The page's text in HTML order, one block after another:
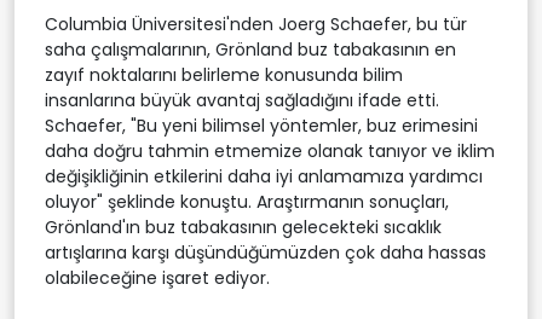
Columbia Üniversitesi'nden Joerg Schaefer, bu tür
saha çalışmalarının, Grönland buz tabakasının en
zayıf noktalarını belirleme konusunda bilim
insanlarına büyük avantaj sağladığını ifade etti.
Schaefer, "Bu yeni bilimsel yöntemler, buz erimesini
daha doğru tahmin etmemize olanak tanıyor ve iklim
değişikliğinin etkilerini daha iyi anlamamıza yardımcı
oluyor" şeklinde konuştu. Araştırmanın sonuçları,
Grönland'ın buz tabakasının gelecekteki sıcaklık
artışlarına karşı düşündüğümüzden çok daha hassas
olabileceğine işaret ediyor.